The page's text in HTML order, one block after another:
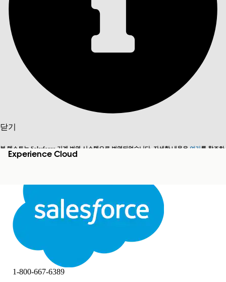
닫기
본 텍스트는 Salesforce 기계 번역 시스템으로 번역되었습니다. 자세한 내용은 여기를 참조하
세요.
영어로 전환 지금 안 함
닫기닫기
Experience Cloud
1-800-667-6389